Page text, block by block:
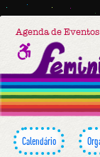
Agenda de
Calendário